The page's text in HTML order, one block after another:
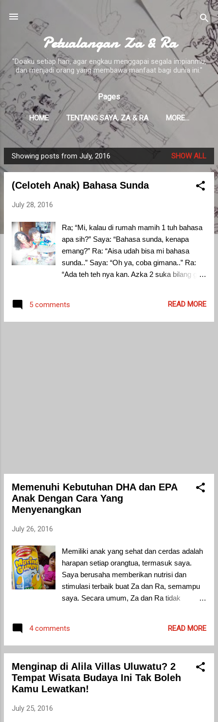
Skip to main content
Petualangan Za & Ra
"Doaku setiap hari, agar engkau menggapai segala impianmu,
dan menjadi orang yang membawa manfaat bagi dunia ini."
Pages
HOME TENTANG SAYA, ZA & RA MORE…
P
o
Showing posts from July, 2016 SHOW ALL
(Celoteh Anak) Bahasa Sunda
July 28, 2016
Ra; “Mi, kalau di rumah mamih 1 tuh bahasa
apa sih?” Saya: “Bahasa sunda, kenapa
emang?” Ra: “Aisa udah bisa mi bahasa
sunda..” Saya: “Oh ya, coba gimana..” Ra:
“Ada teh teh nya kan. Azka 2 suka bilang gini,
5 comments READ MORE
Memenuhi Kebutuhan DHA dan EPA
Anak Dengan Cara Yang
Menyenangkan
July 26, 2016
Memiliki anak yang sehat dan cerdas adalah
harapan setiap orangtua, termasuk saya.
Saya berusaha memberikan nutrisi dan
stimulasi terbaik buat Za dan Ra, semampu
saya. Secara umum, Za dan Ra tidak
makan sayur dan buah serta makanan sehat
lainnya. Konsumsi suplemen vitamin
anak yang sudah cukup mendapatkan
asupan vitamin dari makanan yang mereka
konsumsi. Menurut penelitian yang dilakukan
4 comments READ MORE
Menginap di Alila Villas Uluwatu? 2
Tempat Wisata Budaya Ini Tak Boleh
Kamu Lewatkan!
July 25, 2016